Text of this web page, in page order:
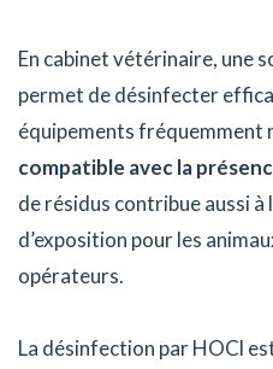
En cabinet vétérinaire, une
permet de désinfecter
équipements fréquemment
compatible avec la
de résidus contribue aussi
d’exposition pour les
opérateurs.
La désinfection par HOCl